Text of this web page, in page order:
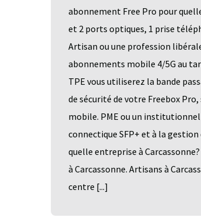
abonnement Free Pro pour
et 2 ports optiques, 1 prise
Artisan ou une profession
abonnements mobile 4/5G au
TPE vous utiliserez la bande
de sécurité de votre Freebox
mobile. PME ou un institutionnel
connectique SFP+ et à la
quelle entreprise à
à Carcassonne. Artisans à
centre [...]